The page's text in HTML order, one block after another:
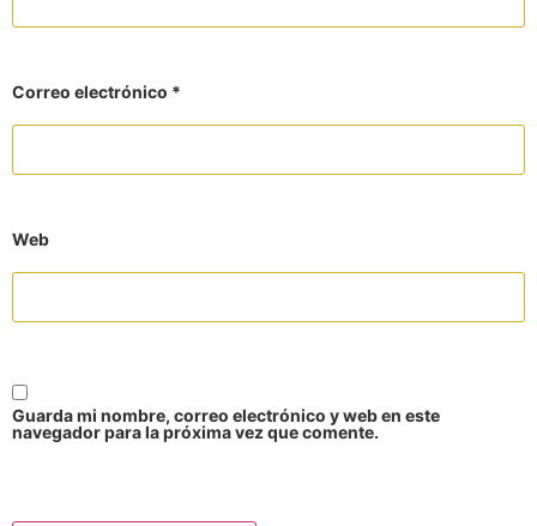
Correo electrónico *
Web
Guarda mi nombre, correo electrónico y web en este
navegador para la próxima vez que comente.